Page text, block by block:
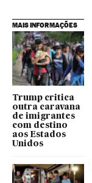
MAIS INFORMAÇÕES
Trump critica
outra caravana
de imigrantes
com destino
aos Estados
Unidos